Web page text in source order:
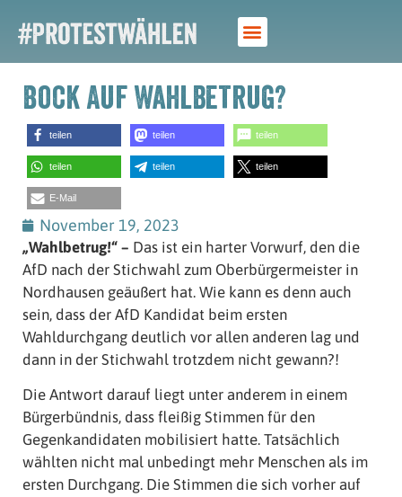
Bock Auf Wahlbetrug?
teilen teilen teilen
teilen teilen teilen
E-Mail
November 19, 2023
„Wahlbetrug!“ – Das ist ein harter Vorwurf, den die
AfD nach der Stichwahl zum Oberbürgermeister in
Nordhausen geäußert hat. Wie kann es denn auch
sein, dass der AfD Kandidat beim ersten
Wahldurchgang deutlich vor allen anderen lag und
dann in der Stichwahl trotzdem nicht gewann?!
Die Antwort darauf liegt unter anderem in einem
Bürgerbündnis, dass fleißig Stimmen für den
Gegenkandidaten mobilisiert hatte. Tatsächlich
wählten nicht mal unbedingt mehr Menschen als im
ersten Durchgang. Die Stimmen die sich vorher auf